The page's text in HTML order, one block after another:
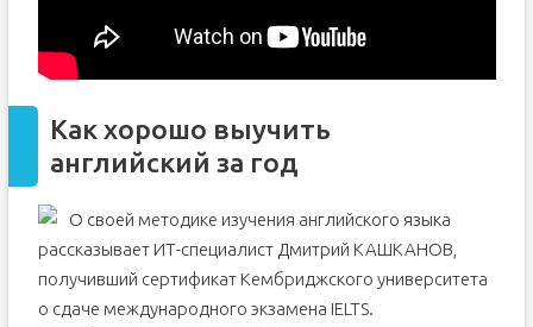
Как хорошо выучить
английский за год
О своей методике изучения английского языка
рассказывает ИТ-специалист Дмитрий КАШКАНОВ,
получивший сертификат Кембриджского университета
о сдаче международного экзамена IELTS.